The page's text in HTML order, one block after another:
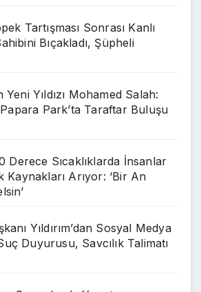
Tartışması Sonrası Kanlı
Bıçakladı, Şüpheli
Yıldızı Mohamed Salah:
Park’ta Taraftar Buluşu
Derece Sıcaklıklarda İnsanlar
Kaynakları Arıyor: ‘Bir An
Yıldırım’dan Sosyal Medya
Suç Duyurusu, Savcılık Talimatı